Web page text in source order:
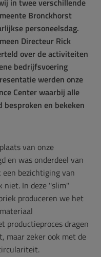
in twee verschillende
Bronckhorst
personeelsdag.
Directeur Rick
over de activiteiten
bedrijfsvoering
werden onze
Center waarbij alle
en bekeken
van onze
en was onderdeel van
bezichtiging van
niet. In deze ''slim''
produceren we het
productieproces dragen
maar zeker ook met de